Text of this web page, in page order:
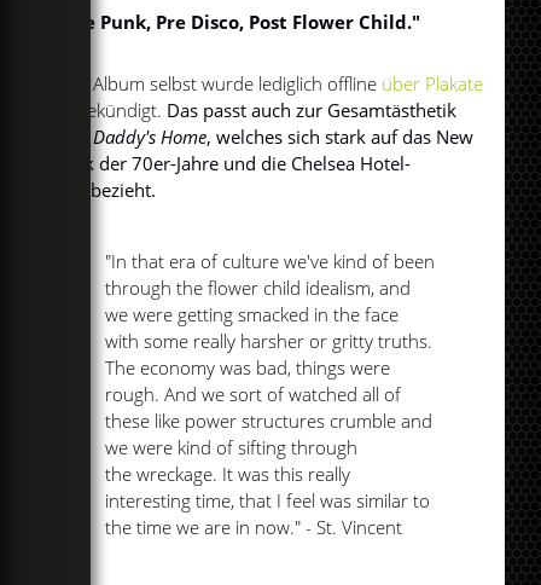
"Pre Punk, Pre Disco, Post Flower Child."
Das Album selbst wurde lediglich offline über Plakate
angekündigt. Das passt auch zur Gesamtästhetik
vonDaddy's Home, welches sich stark auf das New
York der 70er-Jahre und die Chelsea Hotel-
Ära bezieht.
"In that era of culture we've kind of been
through the flower child idealism, and
we were getting smacked in the face
with some really harsher or gritty truths.
The economy was bad, things were
rough. And we sort of watched all of
these like power structures crumble and
we were kind of sifting through
the wreckage. It was this really
interesting time, that I feel was similar to
the time we are in now." - St. Vincent